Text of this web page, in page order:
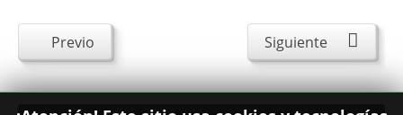
Previo Siguiente